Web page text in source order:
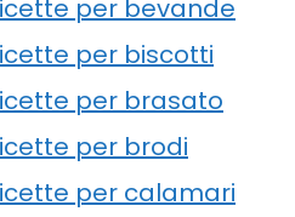
per bevande
per biscotti
per brasato
per brodi
per calamari